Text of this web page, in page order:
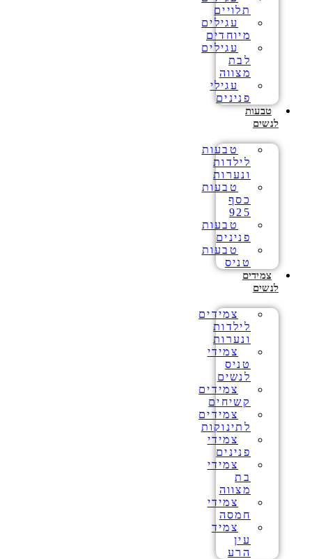
תלויים
עגילים
מיוחדים
עגילים
לבת
מצווה
עגילי
פנינים
טבעות
לנשים
טבעות
לילדות
ונערות
טבעות
כסף
925
טבעות
פנינים
טבעות
טניס
צמידים
לנשים
צמידים
לילדות
ונערות
צמידי
טניס
לנשים
צמידים
קשיחים
צמידים
לתינוקות
צמידי
פנינים
צמידי
בת
מצווה
צמידי
חמסה
צמיד
עין
הרע